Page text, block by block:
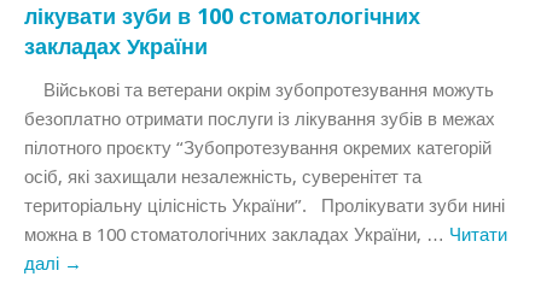
лікувати зуби в 100 стоматологічних
закладах України
Військові та ветерани окрім зубопротезування можуть
безоплатно отримати послуги із лікування зубів в межах
пілотного проєкту “Зубопротезування окремих категорій
осіб, які захищали незалежність, суверенітет та
територіальну цілісність України”. Пролікувати зуби нині
можна в 100 стоматологічних закладах України, … Читати
далі →